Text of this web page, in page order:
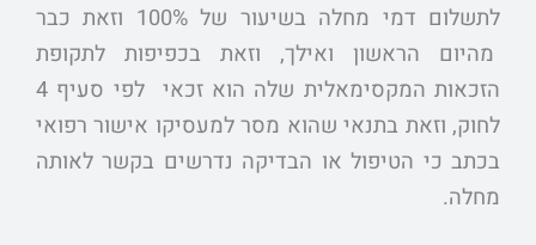
לתשלום דמי מחלה בשיעור של 100% וזאת כבר
מהיום הראשון ואילך, וזאת בכפיפות לתקופת
הזכאות המקסימאלית שלה הוא זכאי לפי סעיף 4
לחוק, וזאת בתנאי שהוא מסר למעסיקו אישור רפואי
בכתב כי הטיפול או הבדיקה נדרשים בקשר לאותה
מחלה.